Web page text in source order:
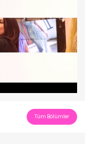
Tüm Bölümler